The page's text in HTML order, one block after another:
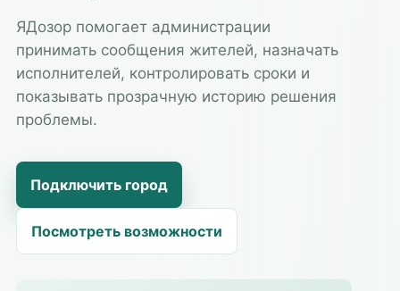
ЯДозор помогает администрации
принимать сообщения жителей, назначать
исполнителей, контролировать сроки и
показывать прозрачную историю решения
проблемы.
Подключить город
Посмотреть возможности